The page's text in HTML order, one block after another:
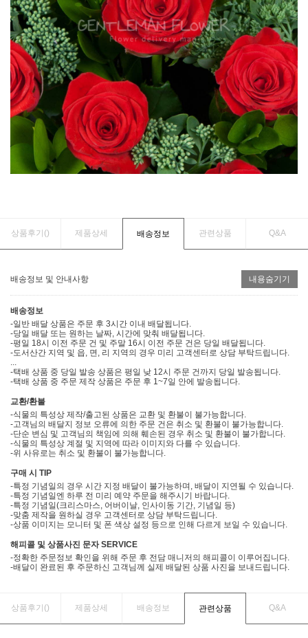
상품후기() 제품상세 배송정보 관련상품 Q&A
배송정보 및 안내사항 내용숨기기
배송정보
-일반 배달 상품은 주문 후 3시간 이내 배달됩니다.
-당일 배달 또는 원하는 날짜, 시간에 맞춰 배달됩니다.
-평일 18시 이전 주문 건 및 주말 16시 이전 주문 건은 당일 배달됩니다.
-도서산간 지역 및 읍, 면, 리 지역의 경우 미리 고객센터로 상담 부탁드립니다.
-택배 상품 중 당일 발송 상품은 평일 낮 12시 주문 건까지 당일 발송됩니다.
-택배 상품 중 주문 제작 상품은 주문 후 1~7일 안에 발송됩니다.
교환/환불
-식물의 특성상 제작/출고된 상품은 교환 및 환불이 불가능합니다.
-고객님의 배달지 정보 오류에 의한 주문 건은 취소 및 환불이 불가능합니다.
-단순 변심 및 고객님의 책임에 의해 훼손된 경우 취소 및 환불이 불가합니다.
-식물의 특성상 계절 및 지역에 따라 이미지와 다를 수 있습니다.
-위 사유로는 취소 및 환불이 불가능합니다.
구매 시 TIP
-특정 기념일의 경우 시간 지정 배달이 불가능하며, 배달이 지연될 수 있습니다.
-특정 기념일엔 하루 전 미리 예약 주문을 해주시기 바랍니다.
-특정 기념일(크리스마스, 어버이날, 인사이동 기간, 기념일 등)
-맞춤 제작을 원하실 경우 고객센터로 상담 부탁드립니다.
-상품 이미지는 모니터 및 폰 색상 설정 등으로 인해 다르게 보일 수 있습니다.
해피콜 및 상품사진 문자 SERVICE
-정확한 주문정보 확인을 위해 주문 후 전담 매니저의 해피콜이 이루어집니다.
-배달이 완료된 후 주문하신 고객님께 실제 배달된 상품 사진을 보내드립니다.
상품후기() 제품상세 배송정보 관련상품 Q&A